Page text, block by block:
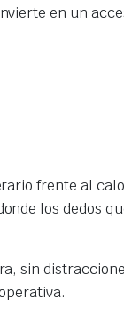
en un
frente al
los dedos
sin